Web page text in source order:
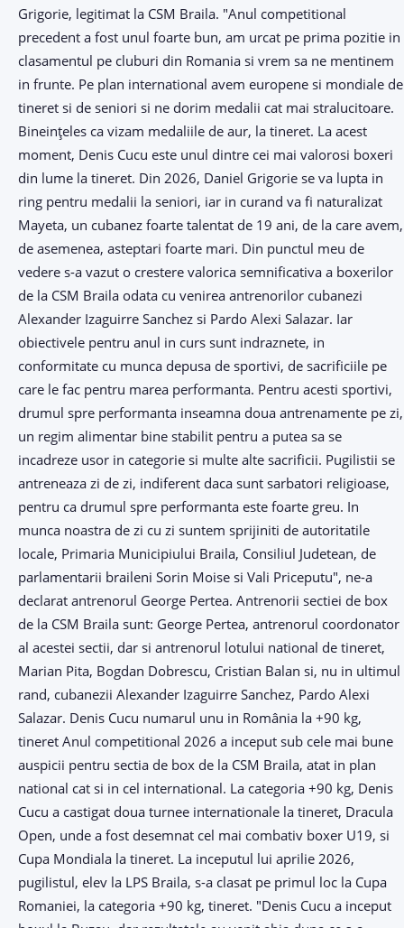
Grigorie, legitimat la CSM Braila. "Anul competitional
precedent a fost unul foarte bun, am urcat pe prima pozitie in
clasamentul pe cluburi din Romania si vrem sa ne mentinem
in frunte. Pe plan international avem europene si mondiale de
tineret si de seniori si ne dorim medalii cat mai stralucitoare.
Bineințeles ca vizam medaliile de aur, la tineret. La acest
moment, Denis Cucu este unul dintre cei mai valorosi boxeri
din lume la tineret. Din 2026, Daniel Grigorie se va lupta in
ring pentru medalii la seniori, iar in curand va fi naturalizat
Mayeta, un cubanez foarte talentat de 19 ani, de la care avem,
de asemenea, asteptari foarte mari. Din punctul meu de
vedere s-a vazut o crestere valorica semnificativa a boxerilor
de la CSM Braila odata cu venirea antrenorilor cubanezi
Alexander Izaguirre Sanchez si Pardo Alexi Salazar. Iar
obiectivele pentru anul in curs sunt indraznete, in
conformitate cu munca depusa de sportivi, de sacrificiile pe
care le fac pentru marea performanta. Pentru acesti sportivi,
drumul spre performanta inseamna doua antrenamente pe zi,
un regim alimentar bine stabilit pentru a putea sa se
incadreze usor in categorie si multe alte sacrificii. Pugilistii se
antreneaza zi de zi, indiferent daca sunt sarbatori religioase,
pentru ca drumul spre performanta este foarte greu. In
munca noastra de zi cu zi suntem sprijiniti de autoritatile
locale, Primaria Municipiului Braila, Consiliul Judetean, de
parlamentarii braileni Sorin Moise si Vali Priceputu", ne-a
declarat antrenorul George Pertea. Antrenorii sectiei de box
de la CSM Braila sunt: George Pertea, antrenorul coordonator
al acestei sectii, dar si antrenorul lotului national de tineret,
Marian Pita, Bogdan Dobrescu, Cristian Balan si, nu in ultimul
rand, cubanezii Alexander Izaguirre Sanchez, Pardo Alexi
Salazar. Denis Cucu numarul unu in România la +90 kg,
tineret Anul competitional 2026 a inceput sub cele mai bune
auspicii pentru sectia de box de la CSM Braila, atat in plan
national cat si in cel international. La categoria +90 kg, Denis
Cucu a castigat doua turnee internationale la tineret, Dracula
Open, unde a fost desemnat cel mai combativ boxer U19, si
Cupa Mondiala la tineret. La inceputul lui aprilie 2026,
pugilistul, elev la LPS Braila, s-a clasat pe primul loc la Cupa
Romaniei, la categoria +90 kg, tineret. "Denis Cucu a inceput